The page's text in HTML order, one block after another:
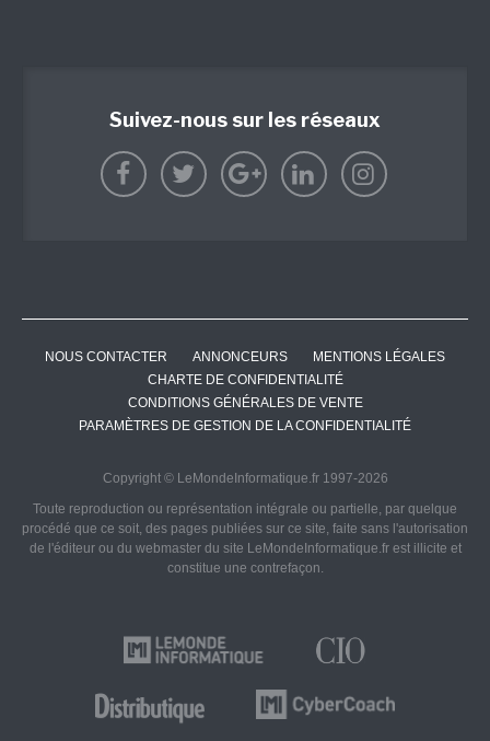
Suivez-nous sur les réseaux
NOUS CONTACTER ANNONCEURS
MENTIONS LÉGALES
CHARTE DE CONFIDENTIALITÉ
CONDITIONS GÉNÉRALES DE VENTE
PARAMÈTRES DE GESTION DE LA CONFIDENTIALITÉ
Copyright © LeMondeInformatique.fr 1997-2026
Toute reproduction ou représentation intégrale ou partielle, par quelque
procédé que ce soit, des pages publiées sur ce site, faite sans l'autorisation
de l'éditeur ou du webmaster du site LeMondeInformatique.fr est illicite et
constitue une contrefaçon.